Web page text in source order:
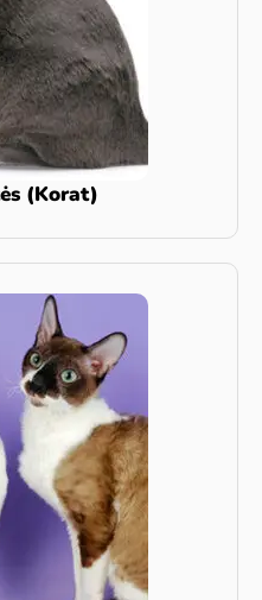
(Korat)